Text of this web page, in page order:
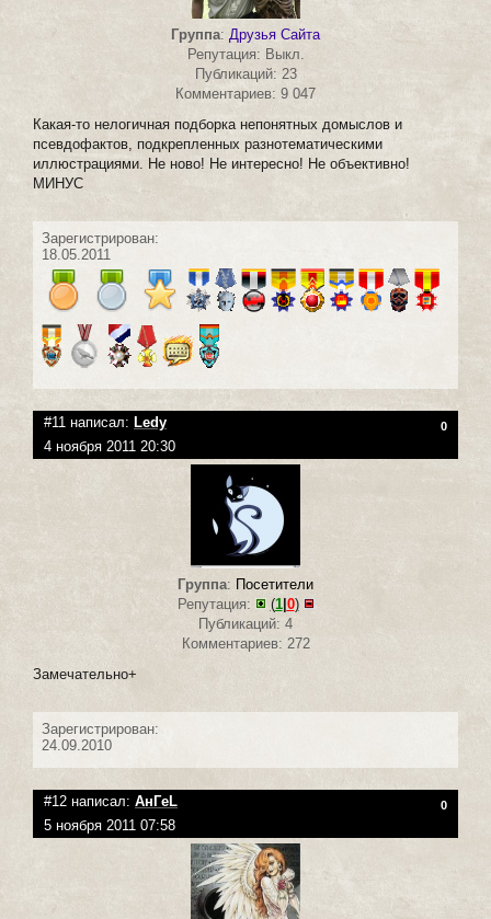
Группа: Друзья Сайта
Репутация: Выкл.
Публикаций: 23
Комментариев: 9 047
Какая-то нелогичная подборка непонятных домыслов и
псевдофактов, подкрепленных разнотематическими
иллюстрациями. Не ново! Не интересно! Не объективно!
МИНУС
Зарегистрирован:
18.05.2011
#11 написал: Ledy 0
4 ноября 2011 20:30
Группа: Посетители
Репутация:
(1| 0)
Публикаций: 4
Комментариев: 272
Замечательно+
Зарегистрирован:
24.09.2010
#12 написал: АнГeL 0
5 ноября 2011 07:58